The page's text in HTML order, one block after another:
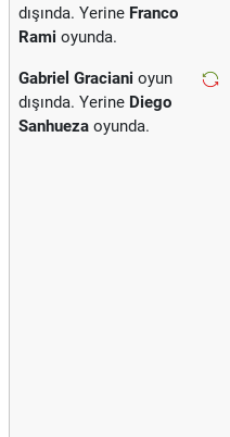
dışında. Yerine Franco
Rami oyunda.
Gabriel Graciani oyun
dışında. Yerine Diego
Sanhueza oyunda.